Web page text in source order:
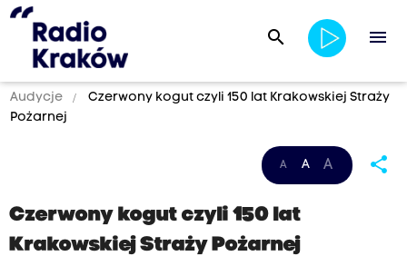
search menu
Audycje
Czerwony kogut czyli 150 lat Krakowskiej Straży
Pożarnej
A A A share
Czerwony kogut czyli 150 lat
Krakowskiej Straży Pożarnej